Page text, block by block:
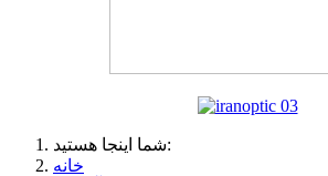
شما اینجا هستید:
خانه